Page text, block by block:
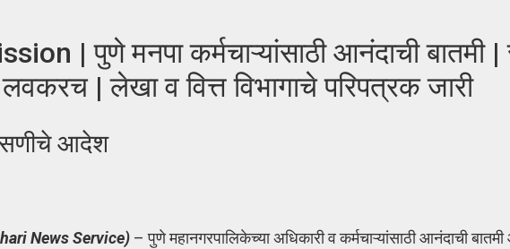
| पुणे मनपा कर्मचाऱ्यांसाठी आनंदाची बातमी |
लवकरच | लेखा व वित्त विभागाचे परिपत्रक जारी
आदेश
News Service) – पुणे महानगरपालिकेच्या अधिकारी व कर्मचाऱ्यांसाठी आनंदाची